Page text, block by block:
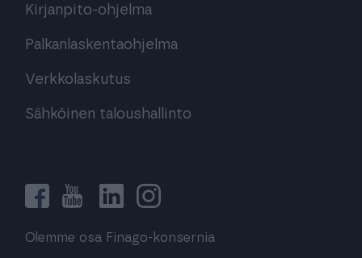
Kirjanpito-ohjelma
Palkanlaskentaohjelma
Verkkolaskutus
Sähköinen taloushallinto
Olemme osa Finago-konsernia